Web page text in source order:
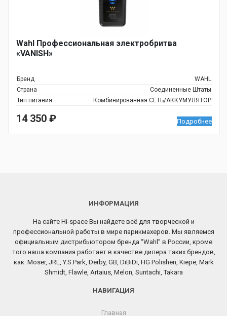
Wahl Профессиональная электробритва
«VANISH»
Бренд
WAHL
Страна
Соединенные Штаты
Тип питания
Комбинированная СЕТЬ/АККУМУЛЯТОР
14 350 ₽ Подробнее
ИНФОРМАЦИЯ
На сайте Hi-space Вы найдете всё для творческой и
профессиональной работы в мире парикмахеров. Мы являемся
официальным дистрибьютором бренда “Wahl” в России, кроме
того наша компания работает в качестве дилера таких брендов,
как: Moser, JRL, Y.S.Park, Derby, GB, DiBiDi, HG Polishen, Kiepe, Mark
Shmidt, Flawle, Artaius, Melon, Suntachi, Takara
НАВИГАЦИЯ
Главная